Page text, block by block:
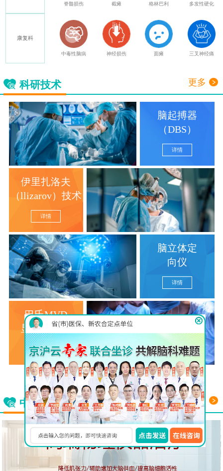
康复科
脊髓损伤 截瘫 格林巴利 多发性硬化
中毒性脑病 神经损伤 面瘫 三叉神经痛
科研技术 更多
脑起搏器
（DBS）
详情
伊里扎洛夫
（llizarov）技术
详情
脑立体定
向仪
详情
巴氏MVD
显微分离术
详情
查看更多
中西医结合看脑病 更多